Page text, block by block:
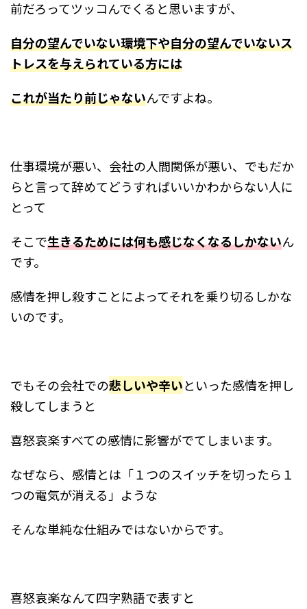
前だろってツッコんでくると思いますが、
自分の望んでいない環境下や自分の望んでいないス
トレスを与えられている方には
これが当たり前じゃないんですよね。
仕事環境が悪い、会社の人間関係が悪い、でもだか
らと言って辞めてどうすればいいかわからない人に
とって
そこで生きるためには何も感じなくなるしかないん
です。
感情を押し殺すことによってそれを乗り切るしかな
いのです。
でもその会社での悲しいや辛いといった感情を押し
殺してしまうと
喜怒哀楽すべての感情に影響がでてしまいます。
なぜなら、感情とは「１つのスイッチを切ったら１
つの電気が消える」ような
そんな単純な仕組みではないからです。
喜怒哀楽なんて四字熟語で表すと